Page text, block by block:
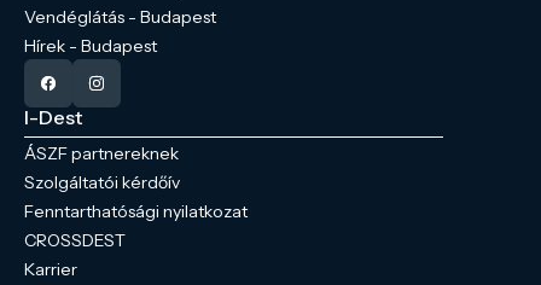
Vendéglátás - Budapest
Hírek - Budapest
I-Dest
ÁSZF partnereknek
Szolgáltatói kérdőív
Fenntarthatósági nyilatkozat
CROSSDEST
Karrier